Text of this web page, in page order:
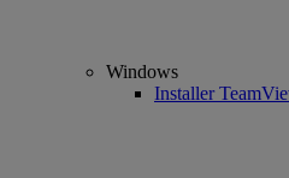
Windows
Installer